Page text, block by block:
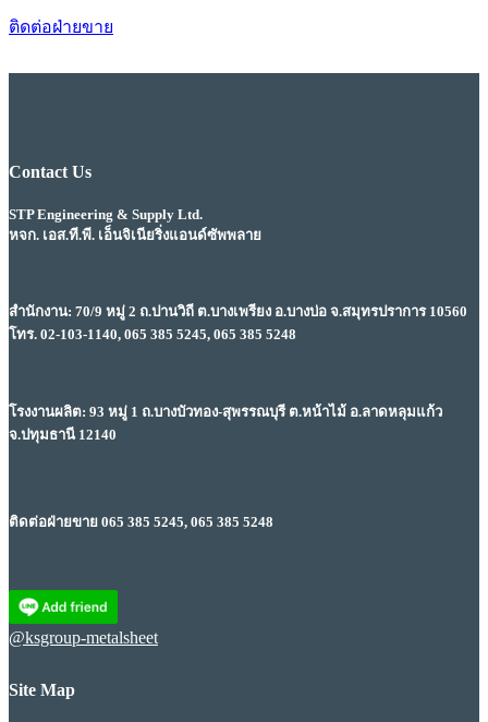
ติดต่อฝ่ายขาย
Contact Us
STP Engineering & Supply Ltd.
หจก. เอส.ที.พี. เอ็นจิเนียริ่งแอนด์ซัพพลาย
สำนักงาน: 70/9 หมู่ 2 ถ.ปานวิถี ต.บางเพรียง อ.บางบ่อ จ.สมุทรปราการ 10560
โทร. 02-103-1140, 065 385 5245, 065 385 5248
โรงงานผลิต: 93 หมู่ 1 ถ.บางบัวทอง-สุพรรณบุรี ต.หน้าไม้ อ.ลาดหลุมแก้ว
จ.ปทุมธานี 12140
ติดต่อฝ่ายขาย 065 385 5245, 065 385 5248
@ksgroup-metalsheet
Site Map